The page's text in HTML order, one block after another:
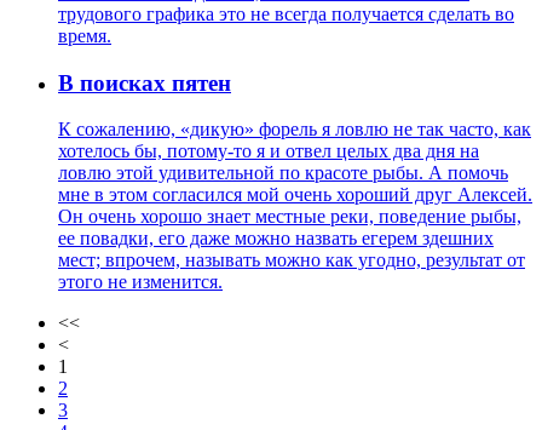
трудового графика это не всегда получается сделать во
время.
В поисках пятен
К сожалению, «дикую» форель я ловлю не так часто, как
хотелось бы, потому-то я и отвел целых два дня на
ловлю этой удивительной по красоте рыбы. А помочь
мне в этом согласился мой очень хороший друг Алексей.
Он очень хорошо знает местные реки, поведение рыбы,
ее повадки, его даже можно назвать егерем здешних
мест; впрочем, называть можно как угодно, результат от
этого не изменится.
<<
<
1
2
3